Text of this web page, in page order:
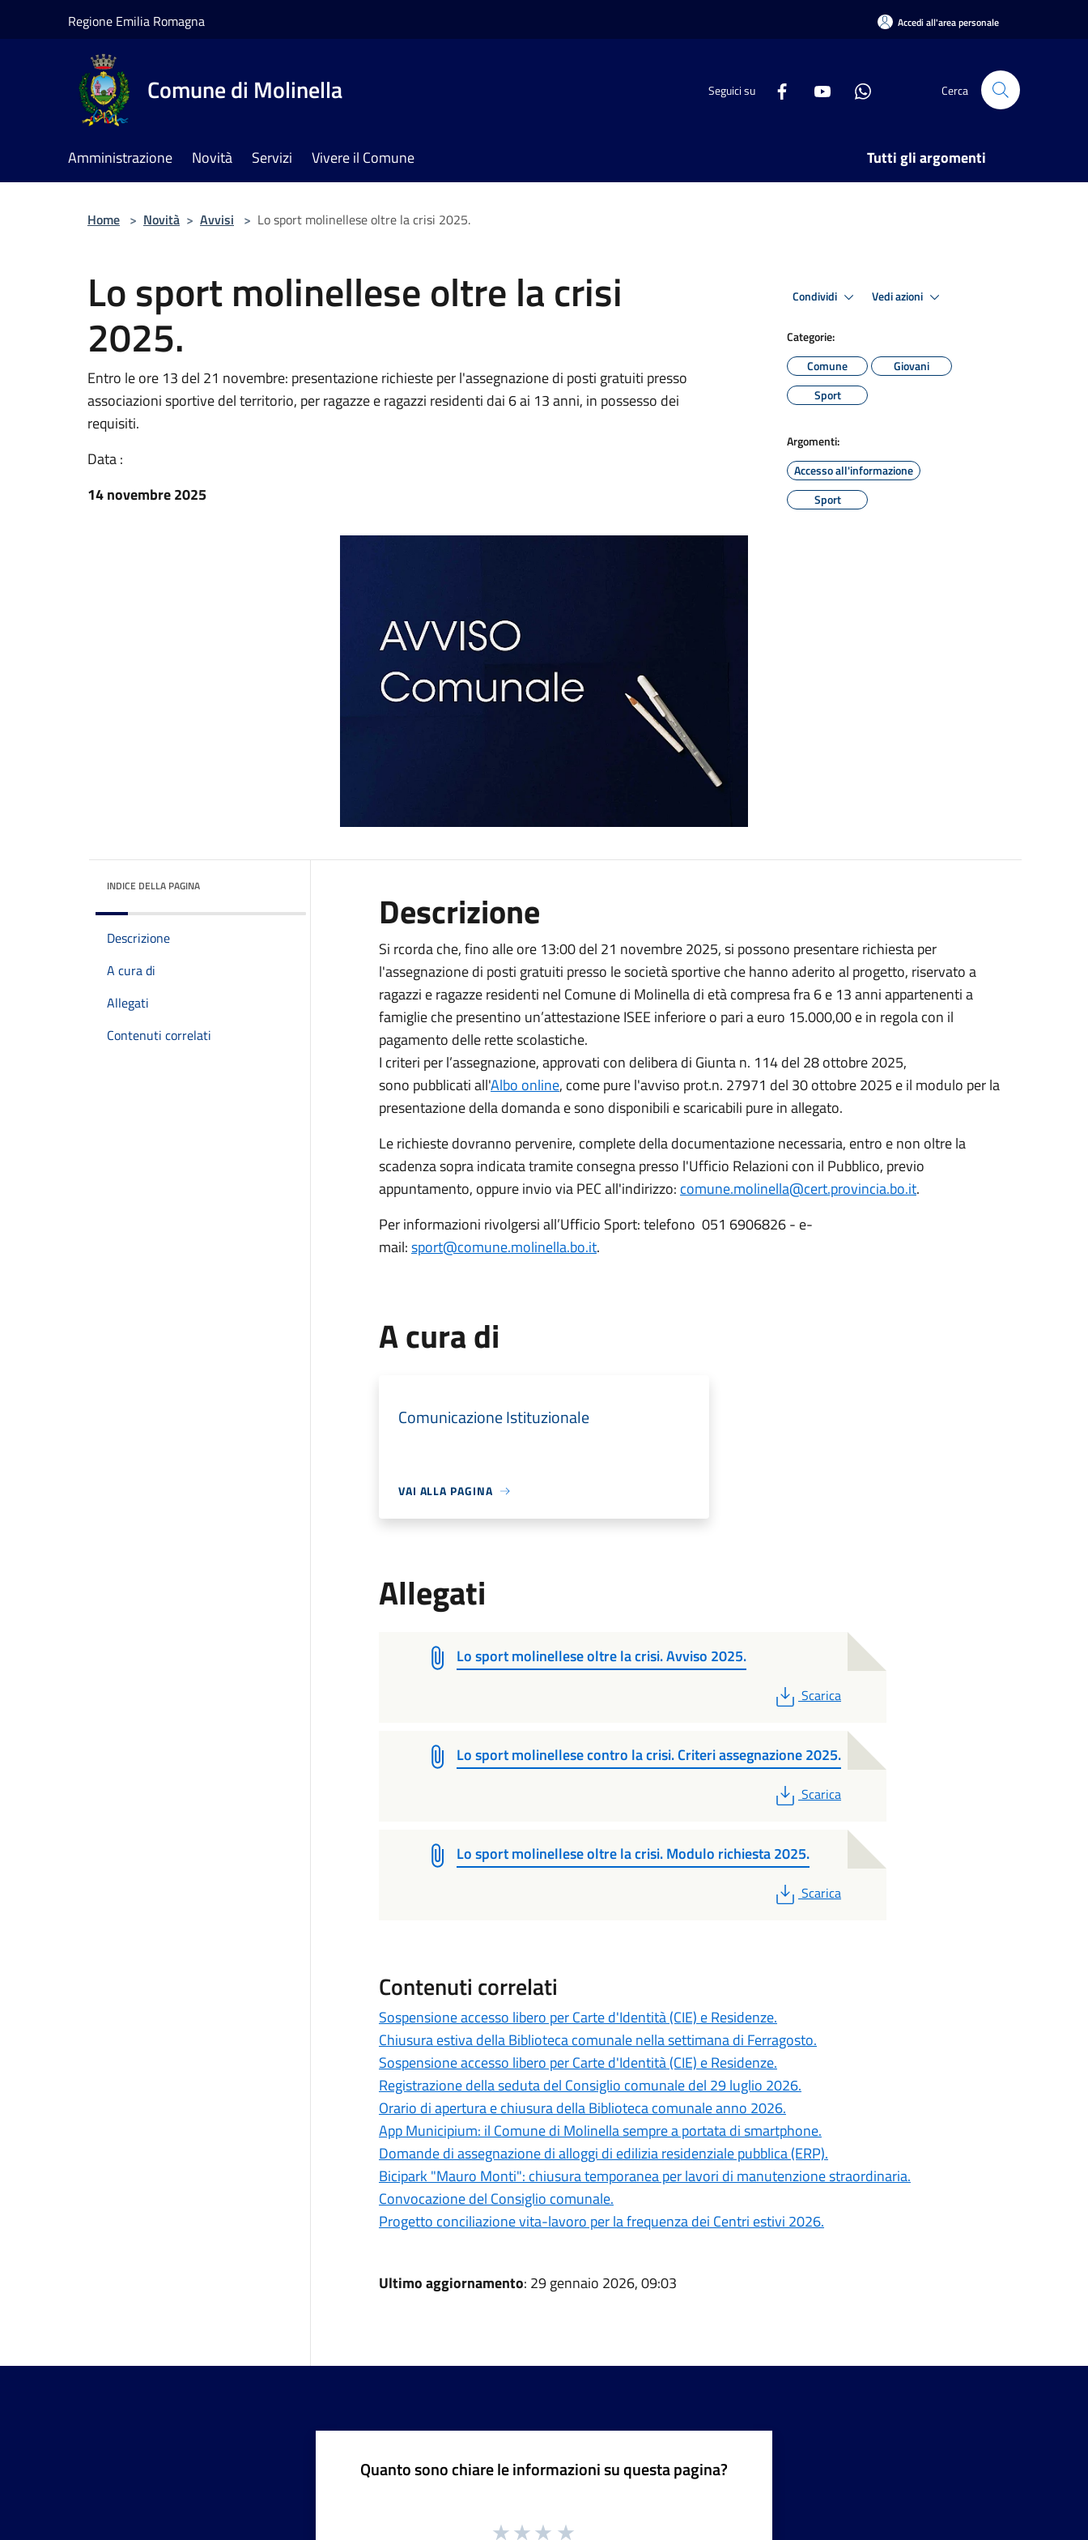
Regione Emilia Romagna Accedi all'area personale
Comune di Molinella Seguici su Cerca
Amministrazione Novità Servizi Vivere il Comune Tutti gli argomenti
Home > Novità > Avvisi > Lo sport molinellese oltre la crisi 2025.
Lo sport molinellese oltre la crisi
2025.
Entro le ore 13 del 21 novembre: presentazione richieste per l'assegnazione di posti gratuiti presso
associazioni sportive del territorio, per ragazze e ragazzi residenti dai 6 ai 13 anni, in possesso dei
requisiti.
Data :
14 novembre 2025
Condividi Vedi azioni
Categorie:
Comune
Giovani
Sport
Argomenti:
Accesso all'informazione
Sport
INDICE DELLA PAGINA
Descrizione
A cura di
Allegati
Contenuti correlati
Descrizione
Si rcorda che, fino alle ore 13:00 del 21 novembre 2025, si possono presentare richiesta per
l'assegnazione di posti gratuiti presso le società sportive che hanno aderito al progetto, riservato a
ragazzi e ragazze residenti nel Comune di Molinella di età compresa fra 6 e 13 anni appartenenti a
famiglie che presentino un’attestazione ISEE inferiore o pari a euro 15.000,00 e in regola con il
pagamento delle rette scolastiche.
I criteri per l’assegnazione, approvati con delibera di Giunta n. 114 del 28 ottobre 2025,
sono pubblicati all'Albo online, come pure l'avviso prot.n. 27971 del 30 ottobre 2025 e il modulo per la
presentazione della domanda e sono disponibili e scaricabili pure in allegato.
Le richieste dovranno pervenire, complete della documentazione necessaria, entro e non oltre la
scadenza sopra indicata tramite consegna presso l'Ufficio Relazioni con il Pubblico, previo
appuntamento, oppure invio via PEC all'indirizzo: comune.molinella@cert.provincia.bo.it.
Per informazioni rivolgersi all’Ufficio Sport: telefono 051 6906826 - e-
mail:sport@comune.molinella.bo.it.
A cura di
Comunicazione Istituzionale
VAI ALLA PAGINA
Allegati
Lo sport molinellese oltre la crisi. Avviso 2025.
PDF
Scarica
Lo sport molinellese contro la crisi. Criteri assegnazione 2025.
PDF
Scarica
Lo sport molinellese oltre la crisi. Modulo richiesta 2025.
PDF
Scarica
Contenuti correlati
Sospensione accesso libero per Carte d'Identità (CIE) e Residenze.
Chiusura estiva della Biblioteca comunale nella settimana di Ferragosto.
Sospensione accesso libero per Carte d'Identità (CIE) e Residenze.
Registrazione della seduta del Consiglio comunale del 29 luglio 2026.
Orario di apertura e chiusura della Biblioteca comunale anno 2026.
App Municipium: il Comune di Molinella sempre a portata di smartphone.
Domande di assegnazione di alloggi di edilizia residenziale pubblica (ERP).
Bicipark "Mauro Monti": chiusura temporanea per lavori di manutenzione straordinaria.
Convocazione del Consiglio comunale.
Progetto conciliazione vita-lavoro per la frequenza dei Centri estivi 2026.
Ultimo aggiornamento: 29 gennaio 2026, 09:03
Quanto sono chiare le informazioni su questa pagina?